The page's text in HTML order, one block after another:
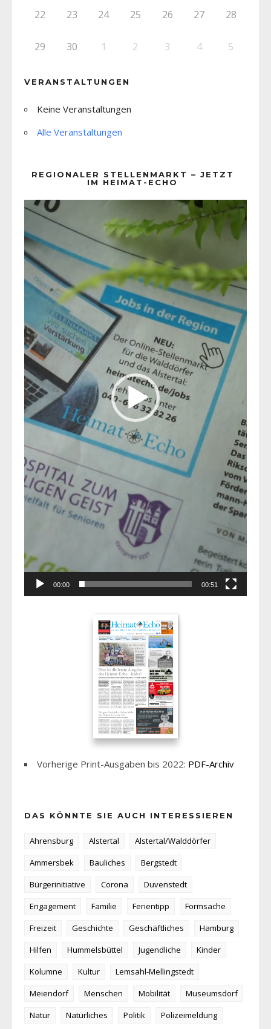
22 23 24 25 26 27 28
29 30 1 2 3 4 5
VERANSTALTUNGEN
Keine Veranstaltungen
Alle Veranstaltungen
REGIONALER STELLENMARKT – JETZT
IM HEIMAT-ECHO
Player
00:00 00:51
Vorherige Print-Ausgaben bis 2022: PDF-Archiv
DAS KÖNNTE SIE AUCH INTERESSIEREN
Ahrensburg Alstertal
Alstertal/Walddörfer
Ammersbek
Bauliches
Bergstedt
Bürgerinitiative
Corona
Duvenstedt
Engagement
Familie Ferientipp
Formsache
Freizeit
Geschichte Geschäftliches
Hamburg
Hilfen
Hummelsbüttel Jugendliche
Kinder
Kolumne
Kultur
Lemsahl-Mellingstedt
Meiendorf
Menschen Mobilität
Museumsdorf
Natur
Natürliches Politik
Polizeimeldung